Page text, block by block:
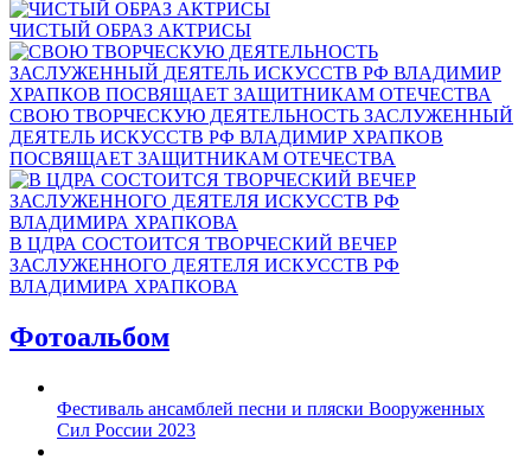
ЧИСТЫЙ ОБРАЗ АКТРИСЫ
СВОЮ ТВОРЧЕСКУЮ ДЕЯТЕЛЬНОСТЬ ЗАСЛУЖЕННЫЙ
ДЕЯТЕЛЬ ИСКУССТВ РФ ВЛАДИМИР ХРАПКОВ
ПОСВЯЩАЕТ ЗАЩИТНИКАМ ОТЕЧЕСТВА
В ЦДРА СОСТОИТСЯ ТВОРЧЕСКИЙ ВЕЧЕР
ЗАСЛУЖЕННОГО ДЕЯТЕЛЯ ИСКУССТВ РФ
ВЛАДИМИРА ХРАПКОВА
Фотоальбом
Фестиваль ансамблей песни и пляски Вооруженных
Сил России 2023